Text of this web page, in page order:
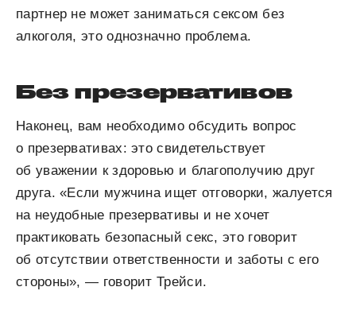
партнер не может заниматься сексом без
алкоголя, это однозначно проблема.
Без презервативов
Наконец, вам необходимо обсудить вопрос
о презервативах: это свидетельствует
об уважении к здоровью и благополучию друг
друга. «Если мужчина ищет отговорки, жалуется
на неудобные презервативы и не хочет
практиковать безопасный секс, это говорит
об отсутствии ответственности и заботы с его
стороны», — говорит Трейси.